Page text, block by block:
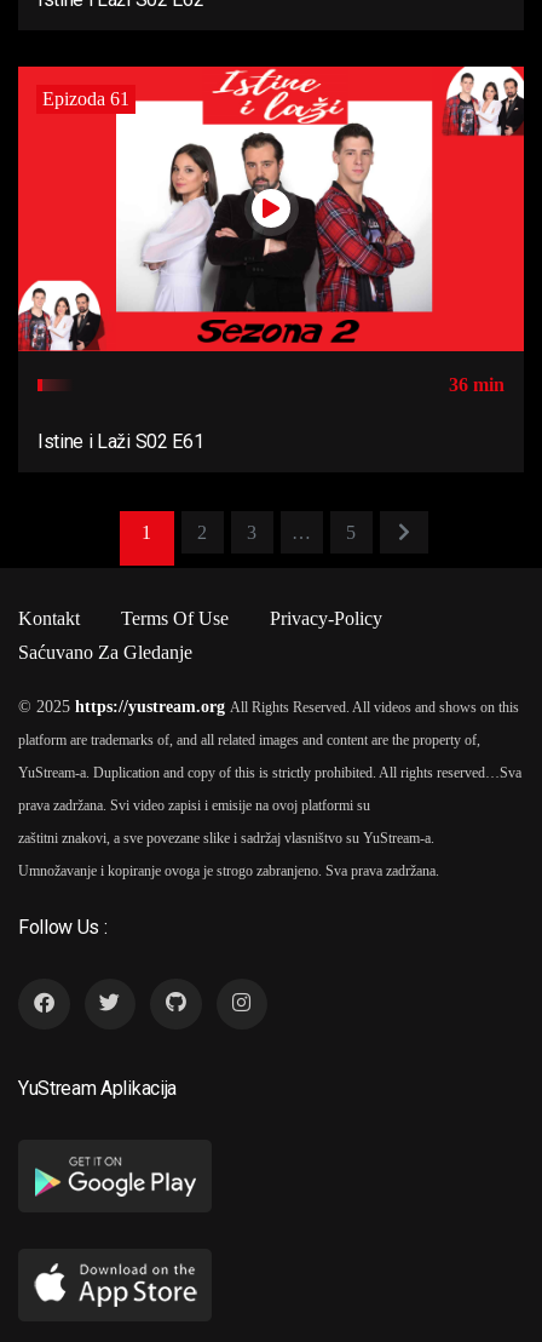
Epizoda 61
36 min
Istine i Laži S02 E61
1 2 3 … 5
Kontakt Terms Of Use
Privacy-Policy
Saćuvano Za Gledanje
© 2025 https://yustream.org All Rights Reserved. All videos and shows on this
platform are trademarks of, and all related images and content are the property of,
YuStream-a. Duplication and copy of this is strictly prohibited. All rights reserved… Sva
prava zadržana. Svi video zapisi i emisije na ovoj platformi su
zaštitni znakovi, a sve povezane slike i sadržaj vlasništvo su YuStream-a.
Umnožavanje i kopiranje ovoga je strogo zabranjeno. Sva prava zadržana.
Follow Us :
YuStream Aplikacija